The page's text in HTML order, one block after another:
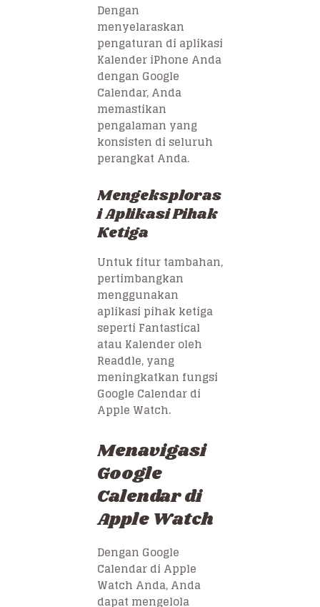
Dengan
menyelaraskan
pengaturan di aplikasi
Kalender iPhone Anda
dengan Google
Calendar, Anda
memastikan
pengalaman yang
konsisten di seluruh
perangkat Anda.
Mengeksploras
i Aplikasi Pihak
Ketiga
Untuk fitur tambahan,
pertimbangkan
menggunakan
aplikasi pihak ketiga
seperti Fantastical
atau Kalender oleh
Readdle, yang
meningkatkan fungsi
Google Calendar di
Apple Watch.
Menavigasi
Google
Calendar di
Apple Watch
Dengan Google
Calendar di Apple
Watch Anda, Anda
dapat mengelola